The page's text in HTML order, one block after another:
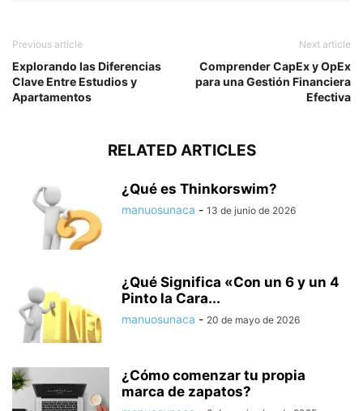
Previous article
Explorando las Diferencias
Clave Entre Estudios y
Apartamentos
Next article
Comprender CapEx y OpEx
para una Gestión Financiera
Efectiva
RELATED ARTICLES
¿Qué es Thinkorswim?
manuosunaca - 13 de junio de 2026
¿Qué Significa «Con un 6 y un 4
Pinto la Cara...
manuosunaca - 20 de mayo de 2026
¿Cómo comenzar tu propia
marca de zapatos?